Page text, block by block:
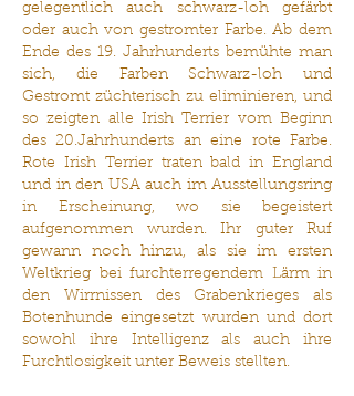
gelegentlich auch schwarz-loh gefärbt
oder auch von gestromter Farbe. Ab dem
Ende des 19. Jahrhunderts bemühte man
sich, die Farben Schwarz-loh und
Gestromt züchterisch zu eliminieren, und
so zeigten alle Irish Terrier vom Beginn
des 20.Jahrhunderts an eine rote Farbe.
Rote Irish Terrier traten bald in England
und in den USA auch im Ausstellungsring
in Erscheinung, wo sie begeistert
aufgenommen wurden. Ihr guter Ruf
gewann noch hinzu, als sie im ersten
Weltkrieg bei furchterregendem Lärm in
den Wirrnissen des Grabenkrieges als
Botenhunde eingesetzt wurden und dort
sowohl ihre Intelligenz als auch ihre
Furchtlosigkeit unter Beweis stellten.